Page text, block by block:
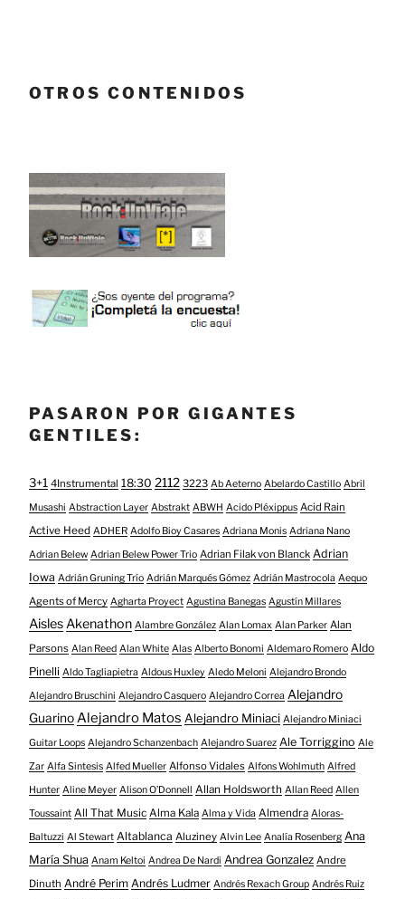
OTROS CONTENIDOS
PASARON POR GIGANTES
GENTILES:
3+1 4Instrumental 18:30 2112 3223 Ab Aeterno Abelardo Castillo Abril
Musashi Abstraction Layer Abstrakt ABWH Acido Pléxippus Acid Rain
Active Heed ADHER Adolfo Bioy Casares Adriana Monis Adriana Nano
Adrian Belew Adrian Belew Power Trio Adrian Filak von Blanck Adrian
Iowa Adrián Gruning Trío Adrián Marqués Gómez Adrián Mastrocola Aequo
Agents of Mercy Agharta Proyect Agustina Banegas Agustín Millares
AislesAkenathon Alambre González Alan Lomax Alan Parker Alan
Parsons Alan Reed Alan White Alas Alberto Bonomi Aldemaro Romero Aldo
Pinelli Aldo Tagliapietra Aldous Huxley Aledo Meloni Alejandro Brondo
Alejandro Bruschini Alejandro Casquero Alejandro Correa Alejandro
GuarinoAlejandro Matos Alejandro Miniaci Alejandro Miniaci
Guitar Loops Alejandro Schanzenbach Alejandro Suarez Ale Torriggino Ale
Zar Alfa Sintesis Alfed Mueller Alfonso Vidales Alfons Wohlmuth Alfred
Hunter Aline Meyer Alison O​’​Donnell Allan Holdsworth Allan Reed Allen
Toussaint All That Music Alma Kala Alma y Vida Almendra Aloras-
Baltuzzi Al Stewart Altablanca Aluziney Alvin Lee Analía Rosenberg Ana
María Shua Anam Keltoi Andrea De Nardi Andrea Gonzalez Andre
Dinuth André Perim Andrés Ludmer Andrés Rexach Group Andrés Ruiz